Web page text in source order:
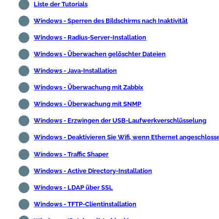
Liste der Tutorials
Windows - Sperren des Bildschirms nach Inaktivität
Windows - Radius-Server-Installation
Windows - Überwachen gelöschter Dateien
Windows - Java-Installation
Windows - Überwachung mit Zabbix
Windows - Überwachung mit SNMP
Windows - Erzwingen der USB-Laufwerkverschlüsselung
Windows - Deaktivieren Sie Wifi, wenn Ethernet
Windows - Traffic Shaper
Windows - Active Directory-Installation
Windows - LDAP über SSL
Windows - TFTP-Clientinstallation